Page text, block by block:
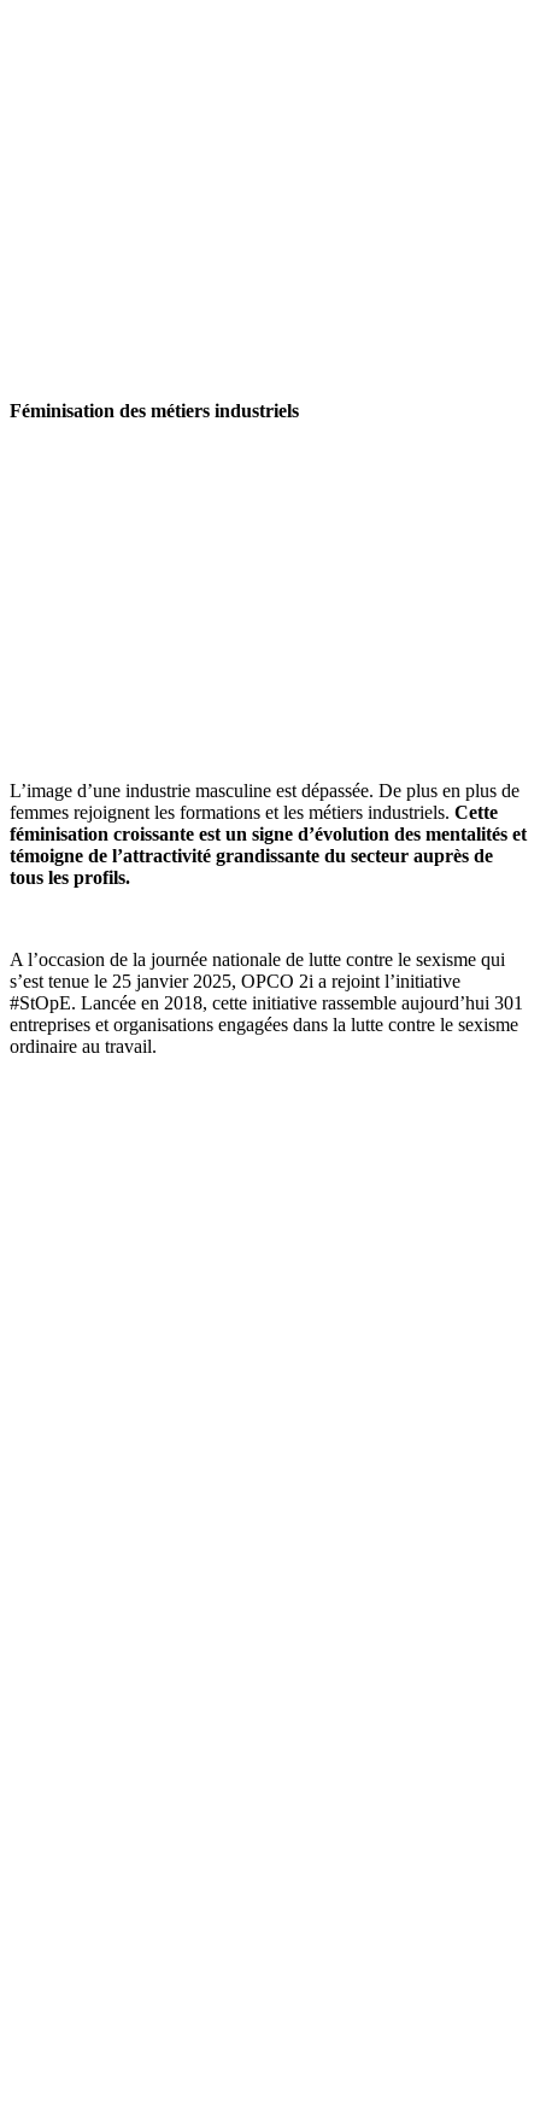
Féminisation des métiers industriels
L’image d’une industrie masculine est dépassée. De plus en plus de
femmes rejoignent les formations et les métiers industriels. Cette
féminisation croissante est un signe d’évolution des mentalités et
témoigne de l’attractivité grandissante du secteur auprès de
tous les profils.
A l’occasion de la journée nationale de lutte contre le sexisme qui
s’est tenue le 25 janvier 2025, OPCO 2i a rejoint l’initiative
#StOpE. Lancée en 2018, cette initiative rassemble aujourd’hui 301
entreprises et organisations engagées dans la lutte contre le sexisme
ordinaire au travail.